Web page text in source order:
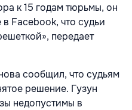
к 15 годам тюрьмы, он
Facebook, что cудьи
передает
сообщил, что судьям
решение. Гузун
недопустимы в